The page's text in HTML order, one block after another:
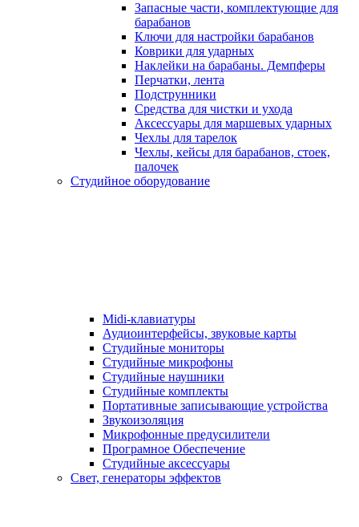
Запасные части, комплектующие для
барабанов
Ключи для настройки барабанов
Коврики для ударных
Наклейки на барабаны. Демпферы
Перчатки, лента
Подструнники
Средства для чистки и ухода
Аксессуары для маршевых ударных
Чехлы для тарелок
Чехлы, кейсы для барабанов, стоек,
палочек
Студийное оборудование
Midi-клавиатуры
Аудиоинтерфейсы, звуковые карты
Студийные мониторы
Студийные микрофоны
Студийные наушники
Студийные комплекты
Портативные записывающие устройства
Звукоизоляция
Микрофонные предусилители
Програмное Обеспечение
Студийные аксессуары
Свет, генераторы эффектов